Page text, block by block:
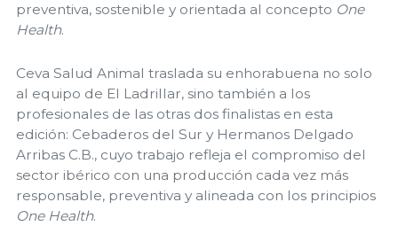
preventiva, sostenible y orientada al concepto One
Health.
Ceva Salud Animal traslada su enhorabuena no solo
al equipo de El Ladrillar, sino también a los
profesionales de las otras dos finalistas en esta
edición: Cebaderos del Sur y Hermanos Delgado
Arribas C.B., cuyo trabajo refleja el compromiso del
sector ibérico con una producción cada vez más
responsable, preventiva y alineada con los principios
One Health.